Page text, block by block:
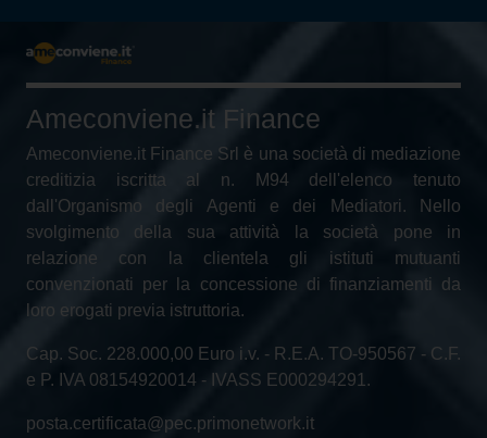
Ameconviene.it Finance
Ameconviene.it Finance Srl è una società di mediazione
creditizia iscritta al n. M94 dell'elenco tenuto
dall'Organismo degli Agenti e dei Mediatori. Nello
svolgimento della sua attività la società pone in
relazione con la clientela gli istituti mutuanti
convenzionati per la concessione di finanziamenti da
loro erogati previa istruttoria.
Cap. Soc. 228.000,00 Euro i.v. - R.E.A. TO-950567 - C.F.
e P. IVA 08154920014 - IVASS E000294291.
posta.certificata@pec.primonetwork.it